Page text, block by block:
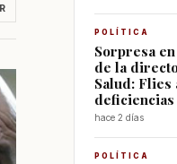
POLÍTICA
Sorpresa
de la
Salud: Flies
hace 2 días
POLÍTICA